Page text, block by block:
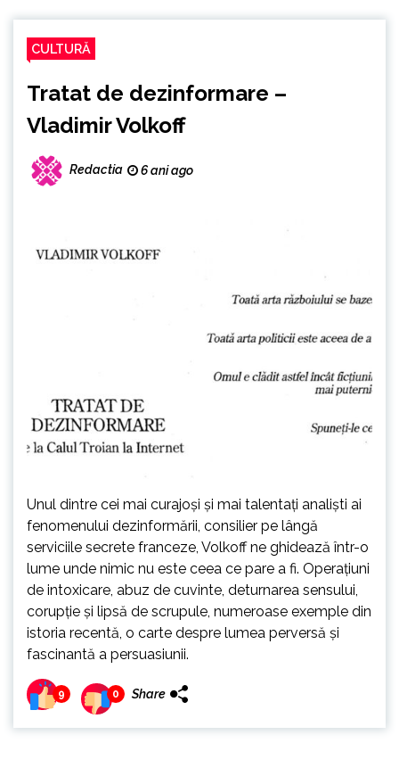
CULTURĂ
Tratat de dezinformare –
Vladimir Volkoff
Redactia 6 ani ago
Unul dintre cei mai curajoși și mai talentați analiști ai
fenomenului dezinformării, consilier pe lângă
serviciile secrete franceze, Volkoff ne ghidează într-o
lume unde nimic nu este ceea ce pare a fi. Operațiuni
de intoxicare, abuz de cuvinte, deturnarea sensului,
corupție și lipsă de scrupule, numeroase exemple din
istoria recentă, o carte despre lumea perversă și
fascinantă a persuasiunii.
9 0 Share